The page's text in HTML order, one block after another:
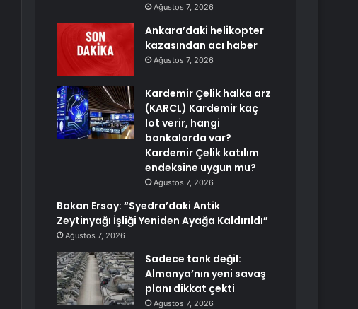
Ağustos 7, 2026
Ankara’daki helikopter
kazasından acı haber
Ağustos 7, 2026
Kardemir Çelik halka arz
(KARCL) Kardemir kaç
lot verir, hangi
bankalarda var?
Kardemir Çelik katılım
endeksine uygun mu?
Ağustos 7, 2026
Bakan Ersoy: “Syedra’daki Antik
Zeytinyağı İşliği Yeniden Ayağa Kaldırıldı”
Ağustos 7, 2026
Sadece tank değil:
Almanya’nın yeni savaş
planı dikkat çekti
Ağustos 7, 2026